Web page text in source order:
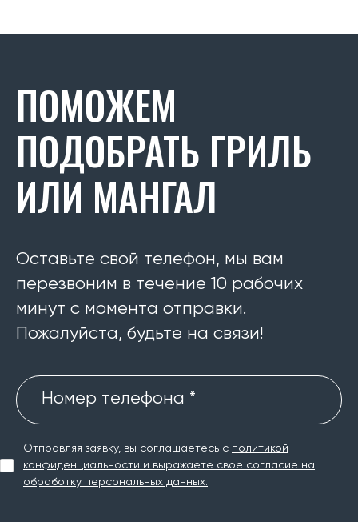
ПОМОЖЕМ
ПОДОБРАТЬ ГРИЛЬ
ИЛИ МАНГАЛ
Оставьте свой телефон, мы вам
перезвоним в течение 10 рабочих
минут с момента отправки.
Пожалуйста, будьте на связи!
Номер телефона *
Отправляя заявку, вы соглашаетесь с политикой
конфиденциальности и выражаете свое согласие на
обработку персональных данных.